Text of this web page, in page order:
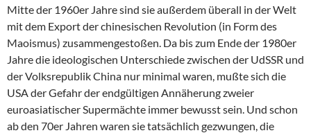
Mitte der 1960er Jahre sind sie außerdem überall in der Welt
mit dem Export der chinesischen Revolution (in Form des
Maoismus) zusammengestoßen. Da bis zum Ende der 1980er
Jahre die ideologischen Unterschiede zwischen der UdSSR und
der Volksrepublik China nur minimal waren, mußte sich die
USA der Gefahr der endgültigen Annäherung zweier
euroasiatischer Supermächte immer bewusst sein. Und schon
ab den 70er Jahren waren sie tatsächlich gezwungen, die